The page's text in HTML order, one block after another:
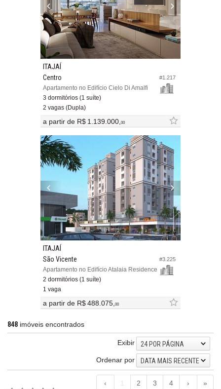
#1.217
ITAJAÍ
Centro
Apartamento no Edifício Cielo Di Amalfi
3 dormitórios (1 suíte)
2 vagas (Dupla)
a partir de R$ 1.139.000,00
#3.225
ITAJAÍ
São Vicente
Apartamento no Edifício Atalaia Residence
2 dormitórios (1 suíte)
1 vaga
a partir de R$ 488.075,00
848 imóveis encontrados
Exibir
24 POR PÁGINA
Ordenar por
DATA MAIS RECENTE
‹ 2 3 4 › »